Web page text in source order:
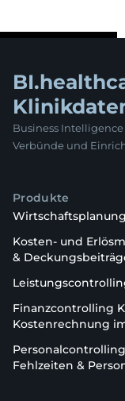
Business
Verbünde und
Produkte
Kosten- und
&
Finanzcontrolling
Kostenrechnung
Fehlzeiten &